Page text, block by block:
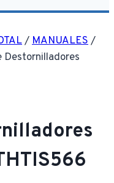
/MANUALES/
Destornilladores